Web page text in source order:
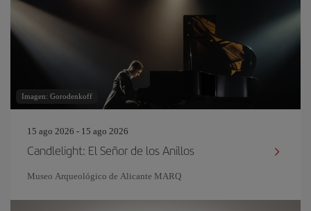
Imagen: Gorodenkoff
15 ago 2026 - 15 ago 2026
Candlelight: El Señor de los Anillos
Museo Arqueológico de Alicante MARQ